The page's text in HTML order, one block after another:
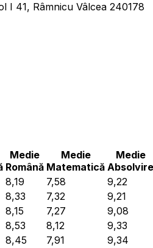
I 41, Râmnicu Vâlcea 240178
Medie
Română
Medie
Matematică
Medie
Absolvire
8,19 7,58
9,22
8,33 7,32
9,21
8,15 7,27
9,08
8,53 8,12
9,33
8,45 7,91
9,34